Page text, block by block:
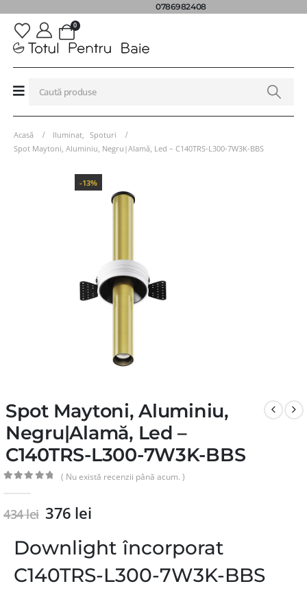
0786982408
0
Acasă Iluminat
Spoturi
Spot Maytoni, Aluminiu, Negru|Alamă, Led – C140TRS-L300-7W3K-BBS
-13%
Spot Maytoni, Aluminiu,
Negru|Alamă, Led –
C140TRS-L300-7W3K-BBS
( Nu există recenzii până acum. )
434lei 376 lei
Downlight încorporat
C140TRS-L300-7W3K-BBS